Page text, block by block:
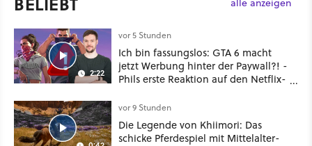
alle anzeigen
2:22
vor 5 Stunden
Ich bin fassungslos: GTA 6 macht
jetzt Werbung hinter der Paywall?! -
Phils erste Reaktion auf den Netflix-
vor 9 Stunden
Die Legende von Khiimori: Das
schicke Pferdespiel mit Mittelalter-